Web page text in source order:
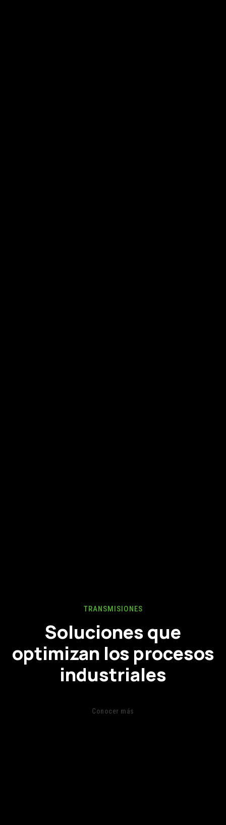
TRANSMISIONES
Soluciones que
optimizan los procesos
industriales
Conocer más